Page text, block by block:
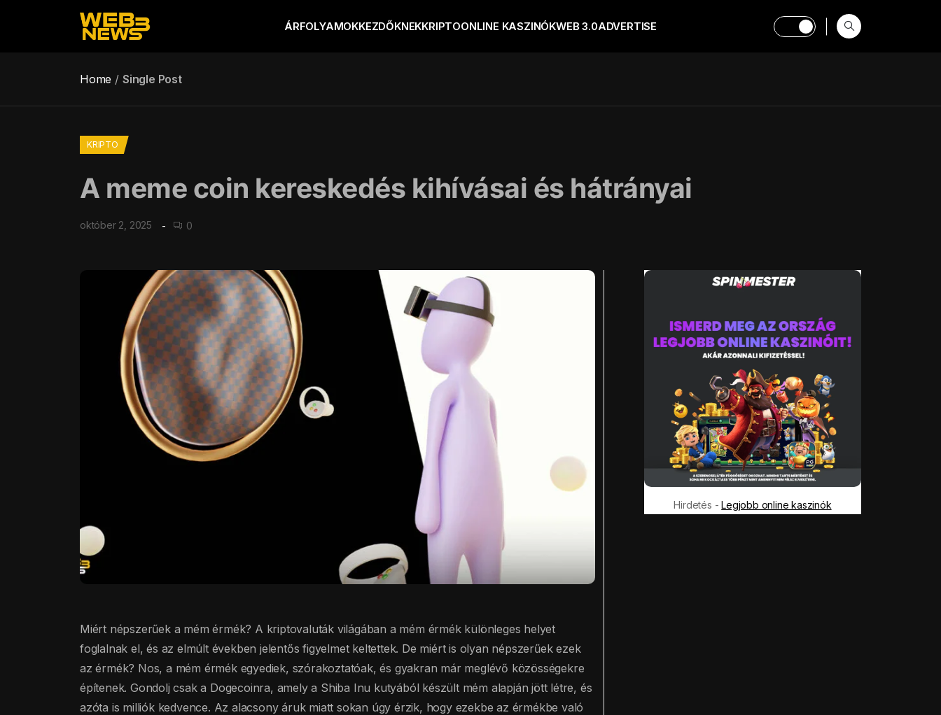
ÁRFOLYAMOKKEZDŐKNEKKRIPTOONLINE KASZINÓKWEB 3.0ADVERTISE
Home Single Post
KRIPTO
A meme coin kereskedés kihívásai és hátrányai
október 2, 2025 0
Miért népszerűek a mém érmék? A kriptovaluták világában a mém érmék különleges helyet
foglalnak el, és az elmúlt években jelentős figyelmet keltettek. De miért is olyan népszerűek ezek
az érmék? Nos, a mém érmék egyediek, szórakoztatóak, és gyakran már meglévő közösségekre
építenek. Gondolj csak a Dogecoinra, amely a Shiba Inu kutyából készült mém alapján jött létre, és
azóta is milliók kedvence. Az alacsony áruk miatt sokan úgy érzik, hogy ezekbe az érmékbe való
Hirdetés -Legjobb online kaszinók